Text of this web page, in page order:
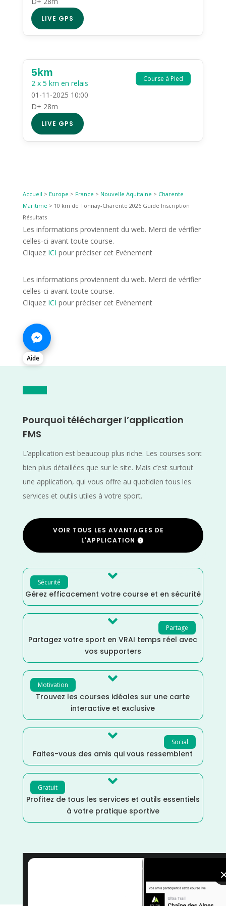
LIVE GPS
Course à Pied
5km
2 x 5 km en relais
01-11-2025 10:00
D+ 28m
LIVE GPS
Accueil > Europe > France > Nouvelle Aquitaine > Charente
Maritime > 10 km de Tonnay-Charente 2026 Guide Inscription
Résultats
Les informations proviennent du web. Merci de vérifier
celles-ci avant toute course.
Cliquez ICI pour préciser cet Evènement
Les informations proviennent du web. Merci de vérifier
celles-ci avant toute course.
Cliquez ICI pour préciser cet Evènement
Aide
Pourquoi télécharger l’application
FMS
L’application est beaucoup plus riche. Les courses sont
bien plus détaillées que sur le site. Mais c’est surtout
une application, qui vous offre au quotidien tous les
services et outils utiles à votre sport.
VOIR TOUS LES AVANTAGES DE
L'APPLICATION
Sécurité 
Gérez efficacement votre course et en sécurité
Partage

Partagez votre sport en VRAI temps réel avec
vos supporters
Motivation 
Trouvez les courses idéales sur une carte
interactive et exclusive
Social

Faites-vous des amis qui vous ressemblent
Gratuit 
Profitez de tous les services et outils essentiels
à votre pratique sportive
Dénivelé Faible/courses/
Charente Maritime